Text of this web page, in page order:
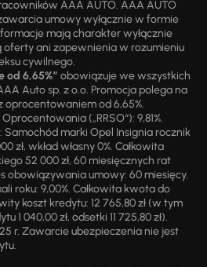
AAA AUTO. AAA AUTO
umowy wyłącznie w formie
mają charakter wyłącznie
ani zapewnienia w rozumieniu
cywilnego.
od 6,65%” obowiązuje we wszystkich
Auto sp. z o.o. Promocja polega na
oprocentowaniem od 6,65%.
(„RRSO“): 9,81%.
Samochód marki Opel Insignia rocznik
zł, wkład własny 0%. Całkowita
52 000 zł, 60 miesięcznych rat
obowiązywania umowy: 60 miesięcy.
roku: 9,00%. Całkowita kwota do
koszt kredytu: 12 765,80 zł (w tym
1 040,00 zł, odsetki 11 725,80 zł).
r. Zawarcie ubezpieczenia nie jest